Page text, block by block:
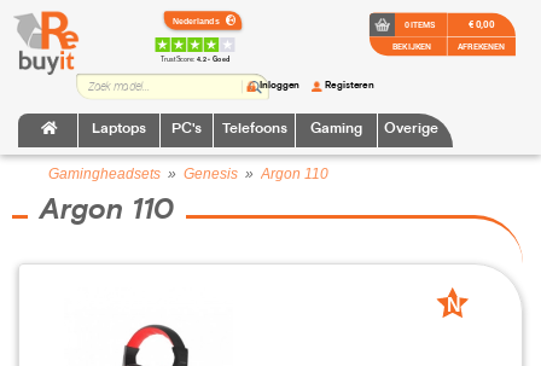
TrustScore:4.2 • Goed
Laptops PC's Telefoons Gaming Overige
Inloggen Registeren
0 ITEMS
BEKIJKEN
€ 0,00
AFREKENEN
Gamingheadsets » Genesis » Argon 110
Argon 110
N